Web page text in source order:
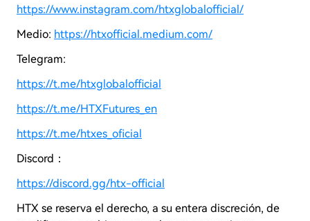
https://www.instagram.com/htxglobalofficial/
Medio: https://htxofficial.medium.com/
Telegram:
https://t.me/htxglobalofficial
https://t.me/HTXFutures_en
https://t.me/htxes_oficial
Discord：
https://discord.gg/htx-official
HTX se reserva el derecho, a su entera discreción, de